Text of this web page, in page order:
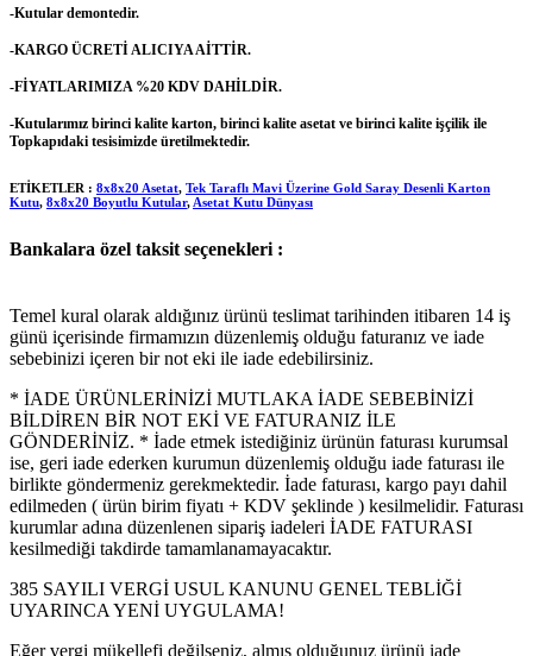
-Kutular demontedir.
-KARGO ÜCRETİ ALICIYA AİTTİR.
-FİYATLARIMIZA %20 KDV DAHİLDİR.
-Kutularımız birinci kalite karton, birinci kalite asetat ve birinci kalite işçilik ile
Topkapıdaki tesisimizde üretilmektedir.
ETİKETLER : 8x8x20 Asetat, Tek Taraflı Mavi Üzerine Gold Saray Desenli Karton
Kutu, 8x8x20 Boyutlu Kutular, Asetat Kutu Dünyası
Bankalara özel taksit seçenekleri :
Temel kural olarak aldığınız ürünü teslimat tarihinden itibaren 14 iş
günü içerisinde firmamızın düzenlemiş olduğu faturanız ve iade
sebebinizi içeren bir not eki ile iade edebilirsiniz.
* İADE ÜRÜNLERİNİZİ MUTLAKA İADE SEBEBİNİZİ
BİLDİREN BİR NOT EKİ VE FATURANIZ İLE
GÖNDERİNİZ. * İade etmek istediğiniz ürünün faturası kurumsal
ise, geri iade ederken kurumun düzenlemiş olduğu iade faturası ile
birlikte göndermeniz gerekmektedir. İade faturası, kargo payı dahil
edilmeden ( ürün birim fiyatı + KDV şeklinde ) kesilmelidir. Faturası
kurumlar adına düzenlenen sipariş iadeleri İADE FATURASI
kesilmediği takdirde tamamlanamayacaktır.
385 SAYILI VERGİ USUL KANUNU GENEL TEBLİĞİ
UYARINCA YENİ UYGULAMA!
Eğer vergi mükellefi değilseniz, almış olduğunuz ürünü iade